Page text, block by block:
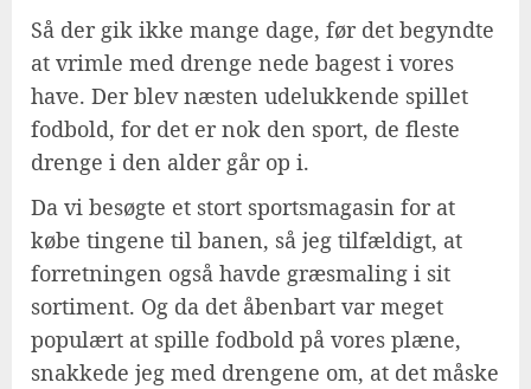
Så der gik ikke mange dage, før det begyndte
at vrimle med drenge nede bagest i vores
have. Der blev næsten udelukkende spillet
fodbold, for det er nok den sport, de fleste
drenge i den alder går op i.
Da vi besøgte et stort sportsmagasin for at
købe tingene til banen, så jeg tilfældigt, at
forretningen også havde græsmaling i sit
sortiment. Og da det åbenbart var meget
populært at spille fodbold på vores plæne,
snakkede jeg med drengene om, at det måske